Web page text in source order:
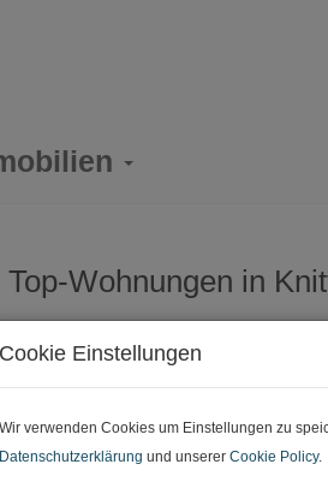
Wohnungen in
Cookie Einstellungen
Wir verwenden Cookies um Einstellungen zu
Datenschutzerklärung und unserer Cookie Policy.